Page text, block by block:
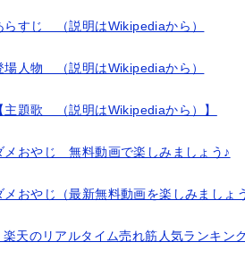
らすじ （説明はWikipediaから）
場人物 （説明はWikipediaから）
【主題歌 （説明はWikipediaから）】
メおやじ 無料動画で楽しみましょう♪
メおやじ（最新無料動画を楽しみましょう
楽天のリアルタイム売れ筋人気ランキン